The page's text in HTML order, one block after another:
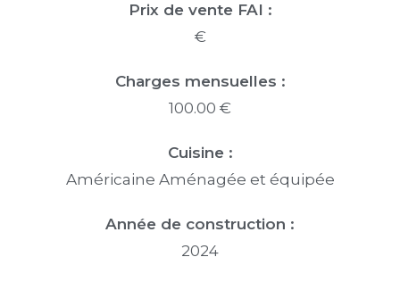
Prix de vente FAI :
€
Charges mensuelles :
100.00 €
Cuisine :
Américaine Aménagée et équipée
Année de construction :
2024